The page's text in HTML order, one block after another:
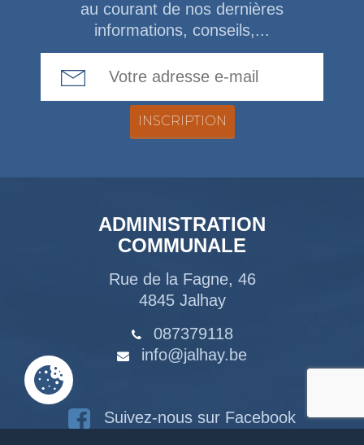
au courant de nos dernières
informations, conseils,...
ADMINISTRATION
COMMUNALE
Rue de la Fagne, 46
4845 Jalhay
087379118
info@jalhay.be
Suivez-nous sur Facebook